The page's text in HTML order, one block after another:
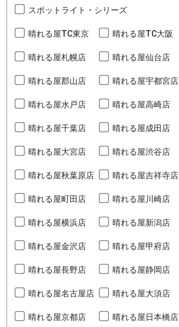
スポットライト・シリーズ
晴れる屋TC東京 晴れる屋TC大阪
晴れる屋札幌店 晴れる屋仙台店
晴れる屋郡山店 晴れる屋宇都宮店
晴れる屋水戸店 晴れる屋高崎店
晴れる屋千葉店 晴れる屋成田店
晴れる屋大宮店 晴れる屋渋谷店
晴れる屋秋葉原店 晴れる屋吉祥寺店
晴れる屋町田店 晴れる屋川崎店
晴れる屋横浜店 晴れる屋新潟店
晴れる屋金沢店 晴れる屋甲府店
晴れる屋長野店 晴れる屋静岡店
晴れる屋名古屋店 晴れる屋大須店
晴れる屋京都店 晴れる屋日本橋店